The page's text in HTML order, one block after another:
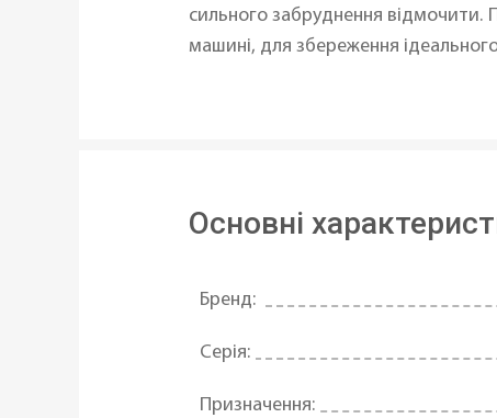
сильного забруднення відмочити.
машині, для збереження
Основні
Бренд:
Серія:
Призначення: